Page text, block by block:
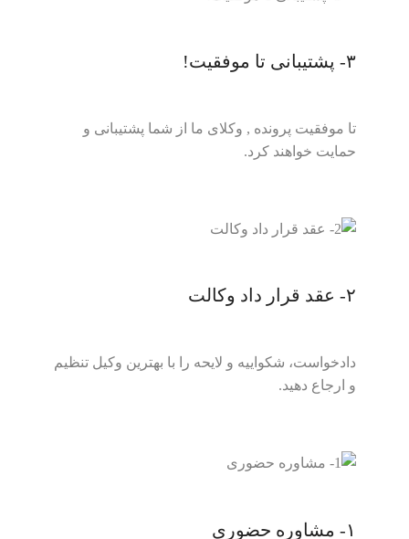
۳- پشتیبانی تا موفقیت!
تا موفقیت پرونده , وکلای ما از شما پشتیبانی و
حمایت خواهند کرد.
۲- عقد قرار داد وکالت
دادخواست، شکواییه و لایحه را با بهترین وکیل تنظیم
و ارجاع دهید.
۱- مشاوره حضوری